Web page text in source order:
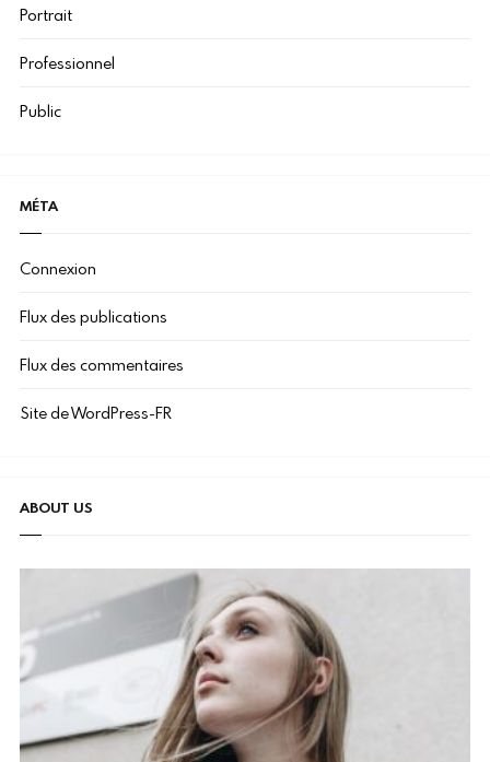
Portrait
Professionnel
Public
MÉTA
Connexion
Flux des publications
Flux des commentaires
Site de WordPress-FR
ABOUT US